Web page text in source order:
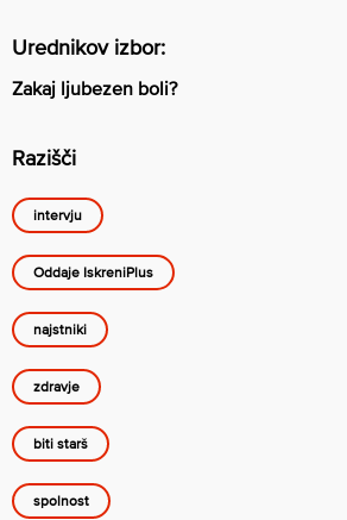
Urednikov izbor:
Zakaj ljubezen boli?
Razišči
intervju
Oddaje IskreniPlus
najstniki
zdravje
biti starš
spolnost